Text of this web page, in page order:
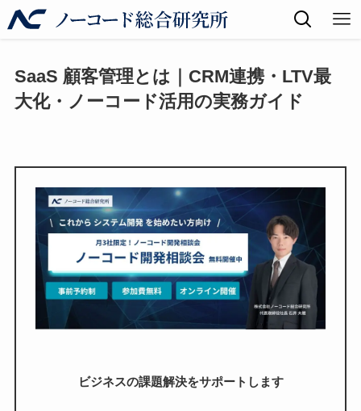
SaaS 顧客管理とは｜CRM連携・LTV最
大化・ノーコード活用の実務ガイド
ビジネスの課題解決をサポートします